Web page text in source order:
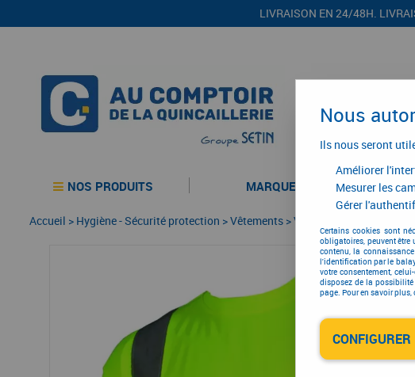
LIVRAISON EN 24/48H.
NOS PRODUITS MARQUES
Accueil > Hygiène - Sécurité protection >Vêtements >Vêtement de travail
Nous
Ils nous seront
Améliorer
Mesurer les
Gérer
Certains cookies sont
obligatoires, peuvent
contenu, la
l'identification par le
votre consentement,
disposez de la
page. Pour en savoir
CONFIGURER